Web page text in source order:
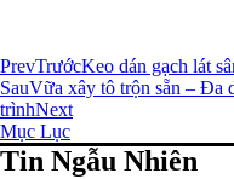
PrevTrướcKeo dán gạch lát
SauVữa xây tô trộn sẵn – Đa
trìnhNext
Mục Lục
Tin Ngẫu Nhiên